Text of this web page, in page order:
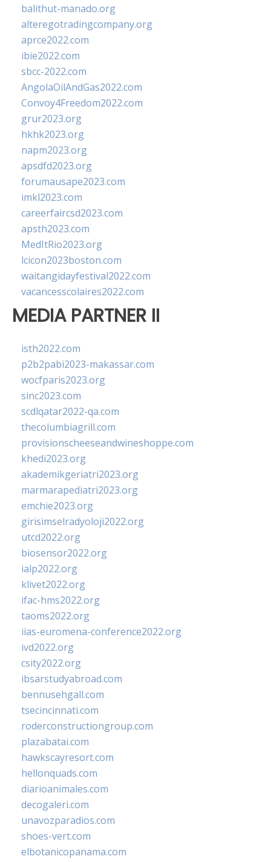
balithut-manado.org
alteregotradingcompany.org
aprce2022.com
ibie2022.com
sbcc-2022.com
AngolaOilAndGas2022.com
Convoy4Freedom2022.com
grur2023.org
hkhk2023.org
napm2023.org
apsdfd2023.org
forumausape2023.com
imkl2023.com
careerfaircsd2023.com
apsth2023.com
MedItRio2023.org
lcicon2023boston.com
waitangidayfestival2022.com
vacancesscolaires2022.com
MEDIA PARTNER II
isth2022.com
p2b2pabi2023-makassar.com
wocfparis2023.org
sinc2023.com
scdlqatar2022-qa.com
thecolumbiagrill.com
provisionscheeseandwineshoppe.com
khedi2023.org
akademikgeriatri2023.org
marmarapediatri2023.org
emchie2023.org
girisimselradyoloji2022.org
utcd2022.org
biosensor2022.org
ialp2022.org
klivet2022.org
ifac-hms2022.org
taoms2022.org
iias-euromena-conference2022.org
ivd2022.org
csity2022.org
ibsarstudyabroad.com
bennusehgall.com
tsecincinnati.com
roderconstructiongroup.com
plazabatai.com
hawkscayresort.com
hellonquads.com
diarioanimales.com
decogaleri.com
unavozparadios.com
shoes-vert.com
elbotanicopanama.com